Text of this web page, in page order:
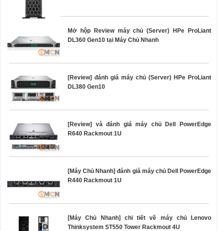
Mở hộp Review máy chủ (Server) HPe ProLiant
DL360 Gen10 tại Máy Chủ Nhanh
[Review] đánh giá máy chủ (Server) HPe ProLiant
DL380 Gen10
[Review] và đánh giá máy chủ Dell PowerEdge
R640 Rackmout 1U
[Máy Chủ Nhanh] đánh giá máy chủ Dell PowerEdge
R440 Rackmout 1U
[Máy Chủ Nhanh] chi tiết về máy chủ Lenovo
Thinksystem ST550 Tower Rackmout 4U